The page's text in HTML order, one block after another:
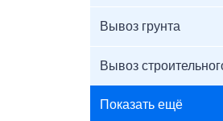
Вывоз грунта
Вывоз
Показать ещё